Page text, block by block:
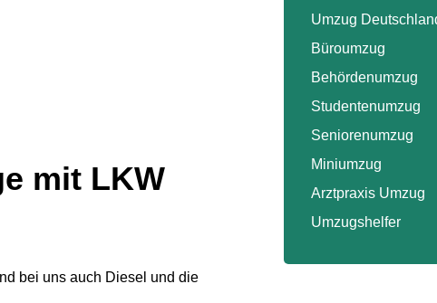
mit LKW
bei uns auch Diesel und die
Umzug
Büroumzug
Behördenumzug
Studentenumzug
Seniorenumzug
Miniumzug
Arztpraxis Umzug
Umzugshelfer